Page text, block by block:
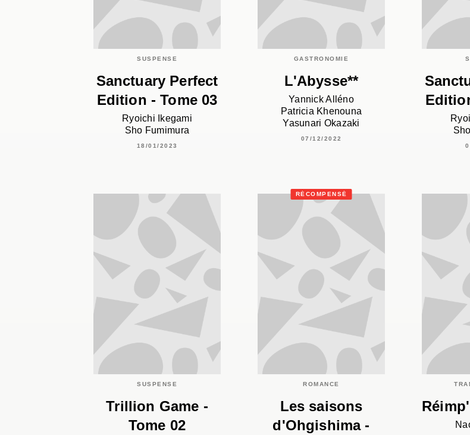
SUSPENSE
Sanctuary Perfect
Edition - Tome 03
Ryoichi Ikegami
Sho Fumimura
18/01/2023
GASTRONOMIE
L'Abysse**
Yannick Alléno
Patricia Khenouna
Yasunari Okazaki
07/12/2022
SUSPENSE
Trillion Game -
Tome 02
RÉCOMPENSÉ
ROMANCE
Les saisons
d'Ohgishima -